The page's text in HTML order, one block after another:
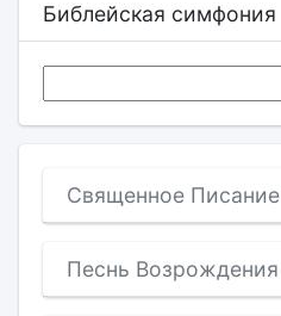
Библейская симфония
Священное Писание
Песнь Возрождения